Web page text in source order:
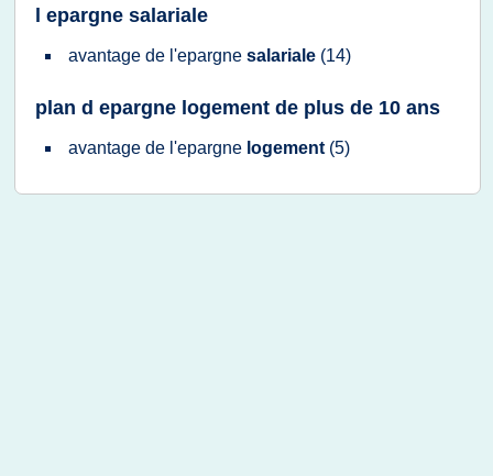
l epargne salariale
avantage de l'epargne salariale (14)
plan d epargne logement de plus de 10 ans
avantage de l'epargne logement (5)